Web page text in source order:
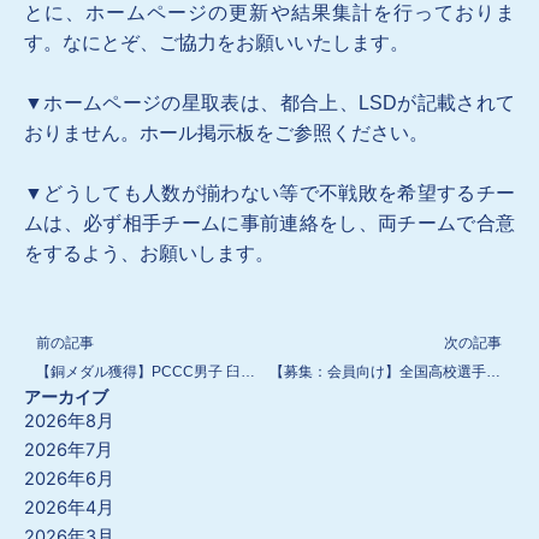
アーカイブ
2026年8月
2026年7月
2026年6月
2026年4月
とに、ホームページの更新や結果集計を行っておりま
す。なにとぞ、ご協力をお願いいたします。
▼ホームページの星取表は、都合上、LSDが記載されて
おりません。ホール掲示板をご参照ください。
▼どうしても人数が揃わない等で不戦敗を希望するチー
ムは、必ず相手チームに事前連絡をし、両チームで合意
をするよう、お願いします。
Prev
前の記事
【銅メダル獲得】PCCC男子 臼井槙吾選手
次の記事
【募集：会員向け】全国高校選手権 スローガン